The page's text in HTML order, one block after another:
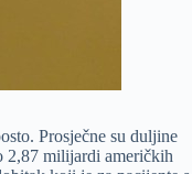
Prosječne su duljine
2,87 milijardi američkih